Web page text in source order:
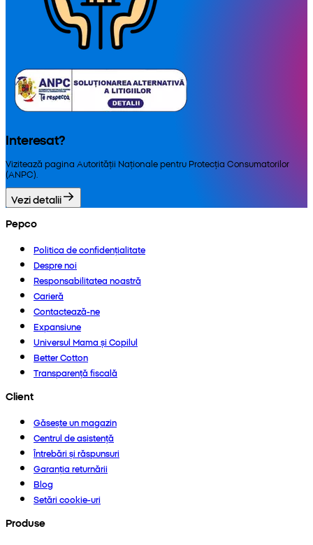
Interesat?
Vizitează pagina Autorității Naționale pentru Protecția Consumatorilor
(ANPC).
Vezi detalii
Pepco
Politica de confidențialitate
Despre noi
Responsabilitatea noastră
Carieră
Contactează-ne
Expansiune
Universul Mama și Copilul
Better Cotton
Transparență fiscală
Client
Găsește un magazin
Centrul de asistență
Întrebări și răspunsuri
Garanția returnării
Blog
Setări cookie-uri
Produse